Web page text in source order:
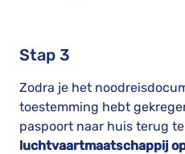
Stap 3
Zodra je het
toestemming hebt
paspoort naar huis terug
luchtvaartmaatschappij